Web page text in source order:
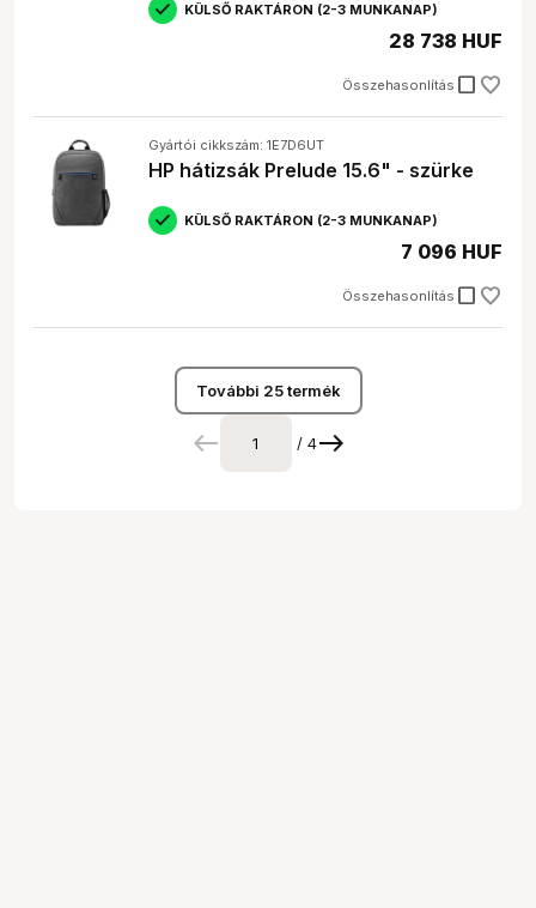
KÜLSŐ RAKTÁRON (2-3 MUNKANAP)
Összehasonlítás check_box_outline_blank
28 738 HUF
Gyártói cikkszám: 1E7D6UT
HP hátizsák Prelude 15.6" - szürke
KÜLSŐ RAKTÁRON (2-3 MUNKANAP)
Összehasonlítás check_box_outline_blank
7 096 HUF
További 25 termék
/ 4